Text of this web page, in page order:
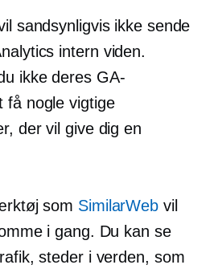
sandsynligvis ikke sende
intern viden.
ikke deres GA-
få nogle vigtige
der vil give dig en
som SimilarWeb vil
i gang. Du kan se
steder i verden, som